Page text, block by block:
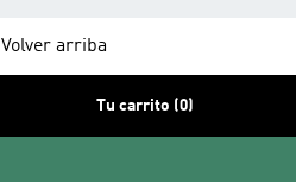
Volver arriba
Tu carrito (0)